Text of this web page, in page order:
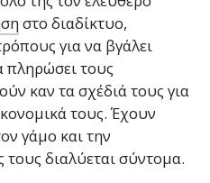
στο διαδίκτυο,
για να βγάλει
πληρώσει τους
καν τα σχέδιά τους για
τους. Έχουν
γάμο και την
τους διαλύεται σύντομα.